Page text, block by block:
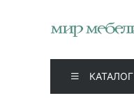
КАТАЛОГ